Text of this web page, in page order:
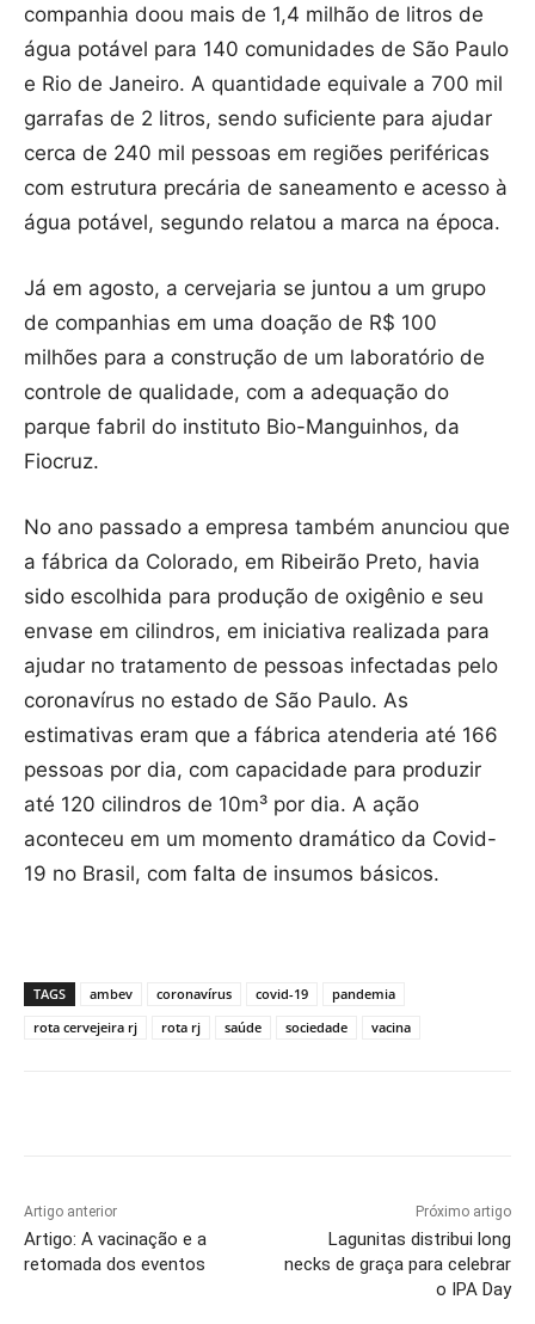
companhia doou mais de 1,4 milhão de litros de
água potável para 140 comunidades de São Paulo
e Rio de Janeiro. A quantidade equivale a 700 mil
garrafas de 2 litros, sendo suficiente para ajudar
cerca de 240 mil pessoas em regiões periféricas
com estrutura precária de saneamento e acesso à
água potável, segundo relatou a marca na época.
Já em agosto, a cervejaria se juntou a um grupo
de companhias em uma doação de R$ 100
milhões para a construção de um laboratório de
controle de qualidade, com a adequação do
parque fabril do instituto Bio-Manguinhos, da
Fiocruz.
No ano passado a empresa também anunciou que
a fábrica da Colorado, em Ribeirão Preto, havia
sido escolhida para produção de oxigênio e seu
envase em cilindros, em iniciativa realizada para
ajudar no tratamento de pessoas infectadas pelo
coronavírus no estado de São Paulo. As
estimativas eram que a fábrica atenderia até 166
pessoas por dia, com capacidade para produzir
até 120 cilindros de 10m³ por dia. A ação
aconteceu em um momento dramático da Covid-
19 no Brasil, com falta de insumos básicos.
TAGS ambev coronavírus covid-19
pandemia
rota cervejeira rj
rota rj saúde sociedade vacina
Artigo anterior
Artigo: A vacinação e a
retomada dos eventos
Próximo artigo
Lagunitas distribui long
necks de graça para celebrar
o IPA Day